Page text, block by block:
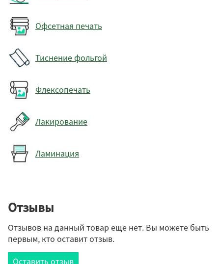
Офсетная печать
Тиснение фольгой
Флексопечать
Лакирование
Ламинация
Отзывы
Отзывов на данный товар еще нет. Вы можете быть
первым, кто оставит отзыв.
Оставить отзыв